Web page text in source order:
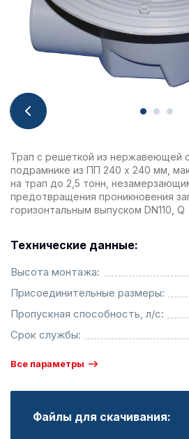
Трап с решеткой из нержавеющей
подрамнике из ПП 240 х 240 мм,
на трап до 2,5 тонн,
предотвращения проникновения
горизонтальным выпуском DN110, Q
Технические данные:
Высота монтажа:
Присоединительные размеры:
Пропускная способность, л/с:
Срок службы:
Все параметры
Файлы для скачивания: